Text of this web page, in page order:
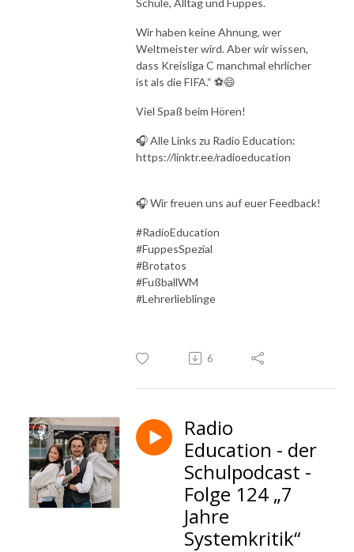
Wir haben keine Ahnung, wer
Weltmeister wird. Aber wir wissen,
dass Kreisliga C manchmal ehrlicher
ist als die FIFA.“ ⚽😄
Viel Spaß beim Hören!
🎧 Alle Links zu Radio Education:
https://linktr.ee/radioeducation
🎧 Wir freuen uns auf euer Feedback!
#RadioEducation
#FuppesSpezial
#Brotatos
#FußballWM
#Lehrerlieblinge
6
Radio
Education - der
Schulpodcast -
Folge 124 „7
Jahre
Systemkritik“